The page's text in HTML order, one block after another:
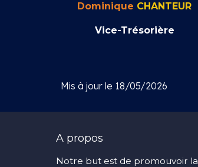
Dominique CHANTEUR
Vice-Trésorière
Mis à jour le 18/05/2026
A propos
Notre but est de promouvoir la